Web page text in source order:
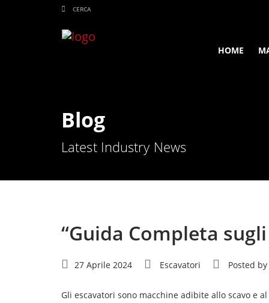
HOME
Blog
Latest Industry News
“Guida Completa
27 Aprile 2024 Escavatori Posted by
Gli escavatori sono macchine adibite allo scavo e